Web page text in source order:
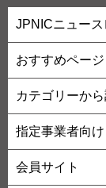
JPNICニュー
おすすめページ
カテゴリーか
指定事業者向け
会員サイト